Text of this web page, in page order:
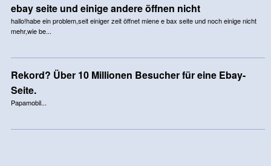
ebay seite und einige andere öffnen nicht
hallo!habe ein problem,seit einiger zeit öffnet miene e bax seite und noch einige nicht
mehr,wie be...
Rekord? Über 10 Millionen Besucher für eine Ebay-
Seite.
Papamobil...